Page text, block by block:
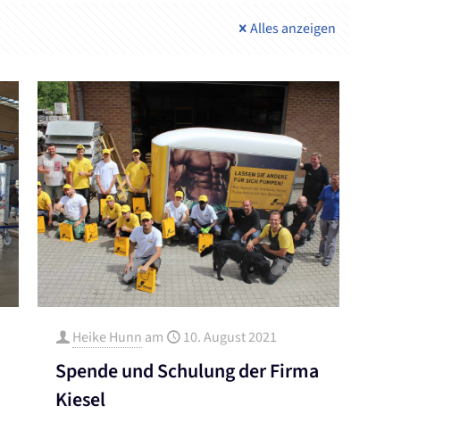
Alles anzeigen
Heike Hunn am 10. August 2021
Spende und Schulung der Firma
Kiesel